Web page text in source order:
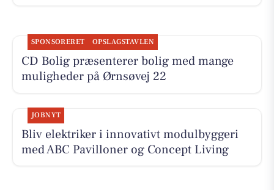
SPONSORERET OPSLAGSTAVLEN
CD Bolig præsenterer bolig med mange
muligheder på Ørnsøvej 22
JOBNYT
Bliv elektriker i innovativt modulbyggeri
med ABC Pavilloner og Concept Living